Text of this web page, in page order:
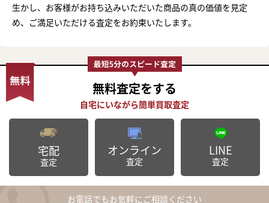
生かし、お客様がお持ち込みいただいた商品の真の価値を見定
め、ご満足いただける査定をお約束いたします。
無料査定をする
宅配
査定
オンライン
査定
LINE
査定
お電話でもお気軽にご相談ください